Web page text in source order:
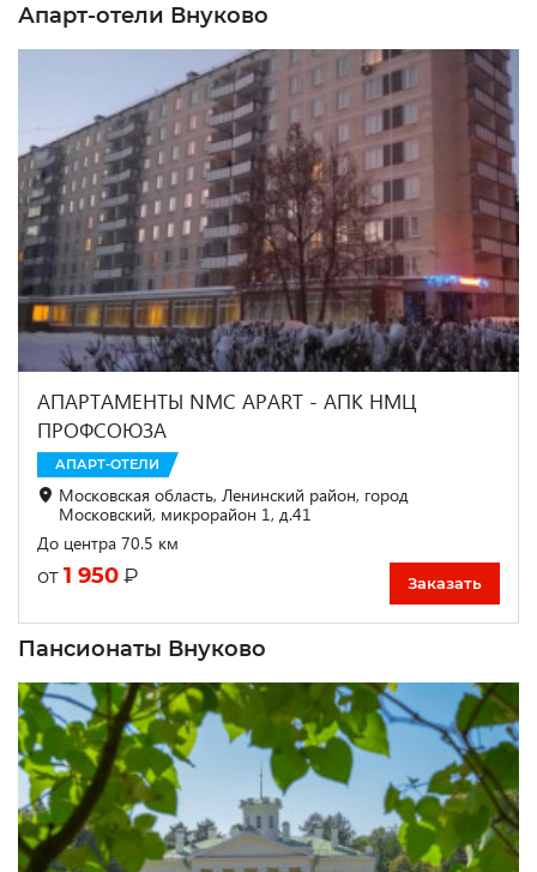
Апарт-отели Внуково
АПАРТАМЕНТЫ NMC APART - АПК НМЦ
ПРОФСОЮЗА
АПАРТ-ОТЕЛИ
Московская область, Ленинский район, город
Московский, микрорайон 1, д.41
До центра 70.5 км
от 1 950 ₽ Заказать
Пансионаты Внуково